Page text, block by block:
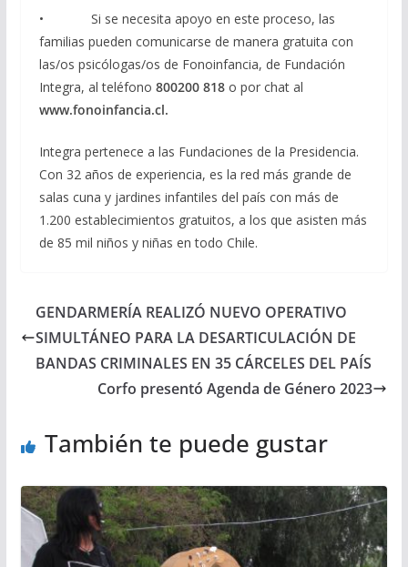
• Si se necesita apoyo en este proceso, las
familias pueden comunicarse de manera gratuita con
las/os psicólogas/os de Fonoinfancia, de Fundación
Integra, al teléfono 800200 818o por chat al
www.fonoinfancia.cl.
Integra pertenece a las Fundaciones de la Presidencia.
Con 32 años de experiencia, es la red más grande de
salas cuna y jardines infantiles del país con más de
1.200 establecimientos gratuitos, a los que asisten más
de 85 mil niños y niñas en todo Chile.
GENDARMERÍA REALIZÓ NUEVO OPERATIVO
SIMULTÁNEO PARA LA DESARTICULACIÓN DE
BANDAS CRIMINALES EN 35 CÁRCELES DEL PAÍS
Corfo presentó Agenda de Género 2023
También te puede gustar